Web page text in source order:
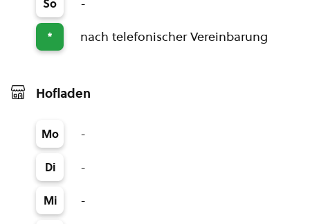
So
* nach telefonischer Vereinbarung
Hofladen
Mo -
Di -
Mi -